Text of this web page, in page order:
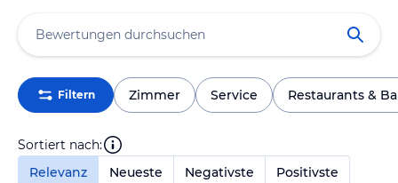
Filtern Zimmer Service Restaurants &
Sortiert nach:
Relevanz
Neueste Negativste Positivste